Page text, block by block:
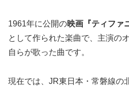
1961年に公開の映画『ティファ
として作られた楽曲で、主演の
自らが歌った曲です。
現在では、JR東日本・常磐線の